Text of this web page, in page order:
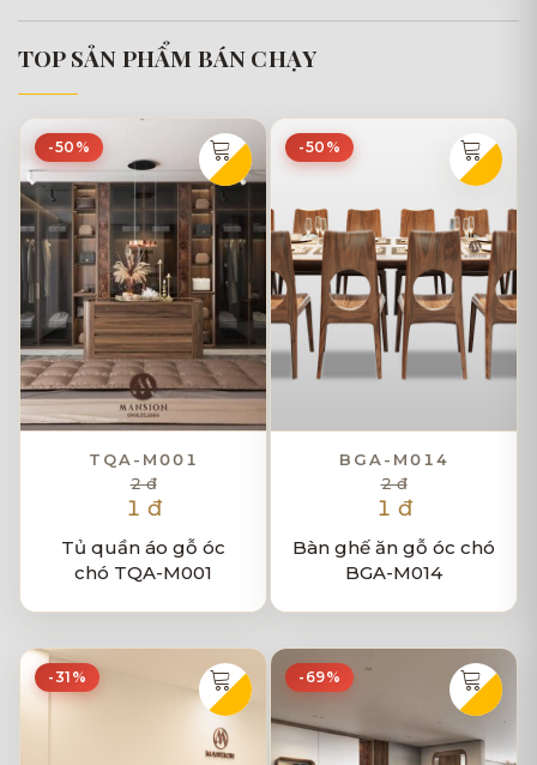
TOP SẢN PHẨM BÁN CHẠY
-50%
TQA-M001
2 đ
1 đ
Tủ quần áo gỗ óc
chó TQA-M001
-50%
BGA-M014
2 đ
1 đ
Bàn ghế ăn gỗ óc chó
BGA-M014
-31% -69%